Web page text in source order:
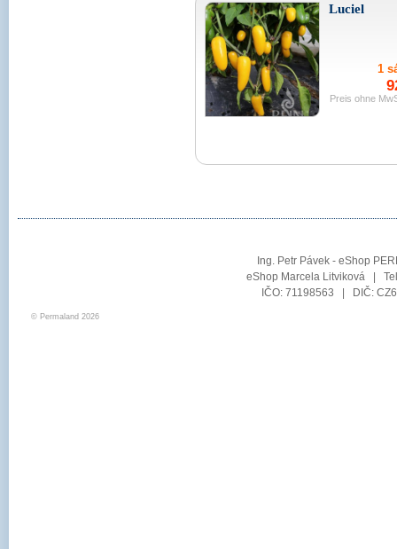
Luciel
1
Preis ohne
Ing. Petr Pávek - eShop
eShop Marcela Litviková |
IČO: 71198563 | DIČ:
© Permaland 2026